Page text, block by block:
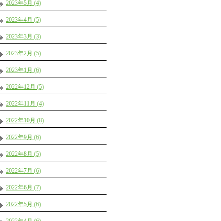
2023年5月 (4)
2023年4月 (5)
2023年3月 (3)
2023年2月 (5)
2023年1月 (6)
2022年12月 (5)
2022年11月 (4)
2022年10月 (8)
2022年9月 (6)
2022年8月 (5)
2022年7月 (6)
2022年6月 (7)
2022年5月 (6)